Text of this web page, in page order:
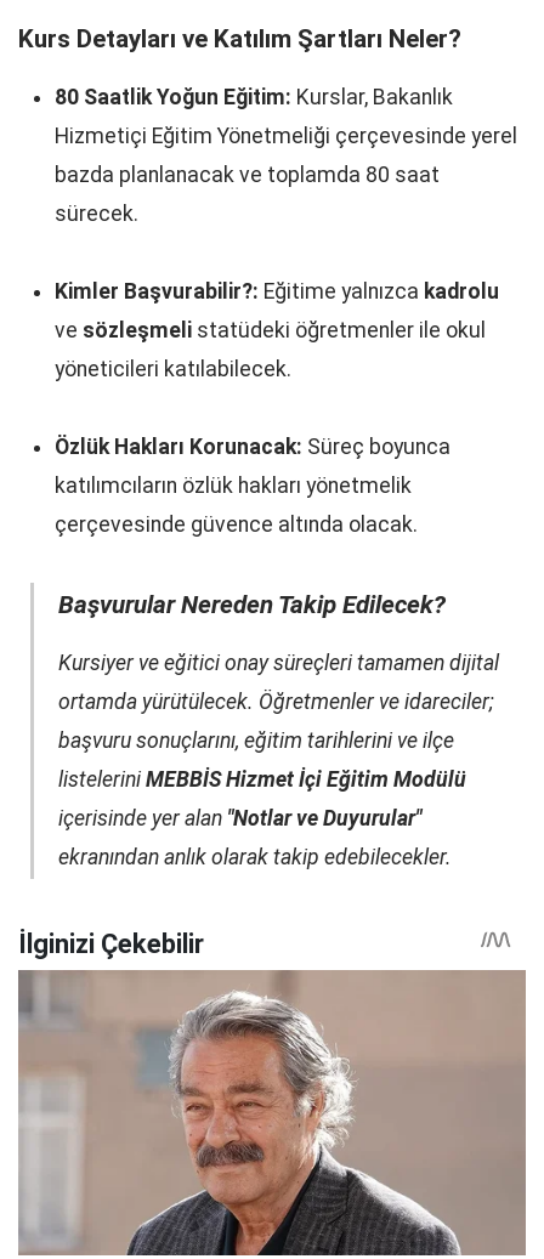
Kurs Detayları ve Katılım Şartları Neler?
80 Saatlik Yoğun Eğitim: Kurslar, Bakanlık
Hizmetiçi Eğitim Yönetmeliği çerçevesinde yerel
bazda planlanacak ve toplamda 80 saat
sürecek.
Kimler Başvurabilir?: Eğitime yalnızca kadrolu
ve sözleşmeli statüdeki öğretmenler ile okul
yöneticileri katılabilecek.
Özlük Hakları Korunacak: Süreç boyunca
katılımcıların özlük hakları yönetmelik
çerçevesinde güvence altında olacak.
Başvurular Nereden Takip Edilecek?
Kursiyer ve eğitici onay süreçleri tamamen dijital
ortamda yürütülecek. Öğretmenler ve idareciler;
başvuru sonuçlarını, eğitim tarihlerini ve ilçe
listelerini MEBBİS Hizmet İçi Eğitim Modülü
içerisinde yer alan "Notlar ve Duyurular"
ekranından anlık olarak takip edebilecekler.